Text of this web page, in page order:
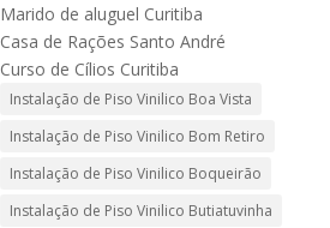
Marido de aluguel Curitiba
Casa de Rações Santo André
Curso de Cílios Curitiba
Instalação de Piso Vinilico Boa Vista
Instalação de Piso Vinilico Bom Retiro
Instalação de Piso Vinilico Boqueirão
Instalação de Piso Vinilico Butiatuvinha